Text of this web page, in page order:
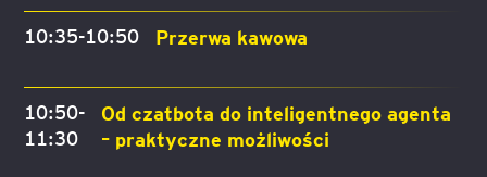
10:35-10:50
Przerwa kawowa
10:50-
11:30
Od czatbota do inteligentnego agenta
– praktyczne możliwości